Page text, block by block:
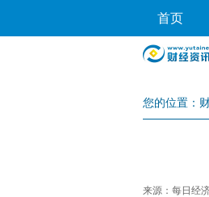
首页
您的位置：
来源：每日经